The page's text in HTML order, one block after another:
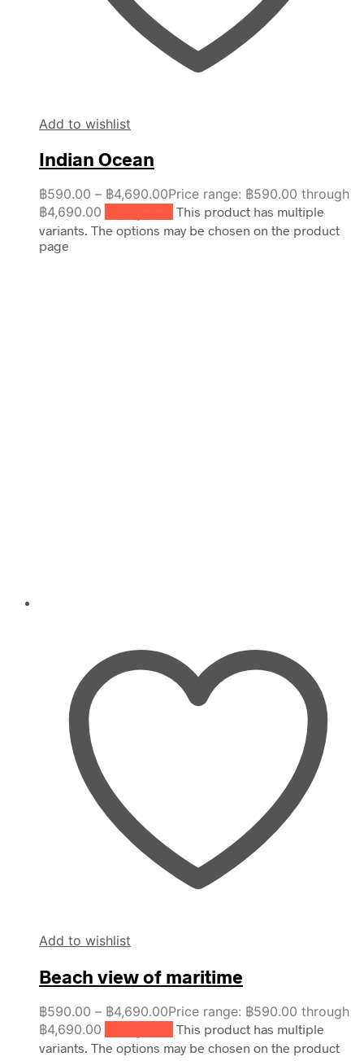
Add to wishlist
Indian Ocean
฿590.00 – ฿4,690.00Price range: ฿590.00 through
฿4,690.00
This product has multiple
variants. The options may be chosen on the product
page
Add to wishlist
Beach view of maritime
฿590.00 – ฿4,690.00Price range: ฿590.00 through
฿4,690.00
This product has multiple
variants. The options may be chosen on the product